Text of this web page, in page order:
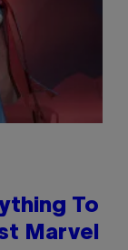
To
Marvel